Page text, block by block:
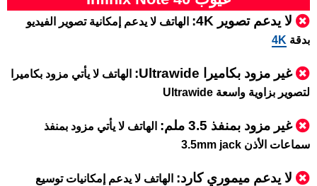
لا يدعم تصوير 4K:
الهاتف لا يدعم إمكانية تصوير الفيديو
بدقة 4K
غير مزود بكاميرا Ultrawide:
الهاتف لا يأتي مزود بكاميرا
لتصوير بزاوية واسعة Ultrawide
غير مزود بمنفذ 3.5 ملم:
الهاتف لا يأتي مزود بمنفذ
سماعات الأذن 3.5mm jack
لا يدعم ميموري كارد: الهاتف لا يدعم إمكانيات توسيع